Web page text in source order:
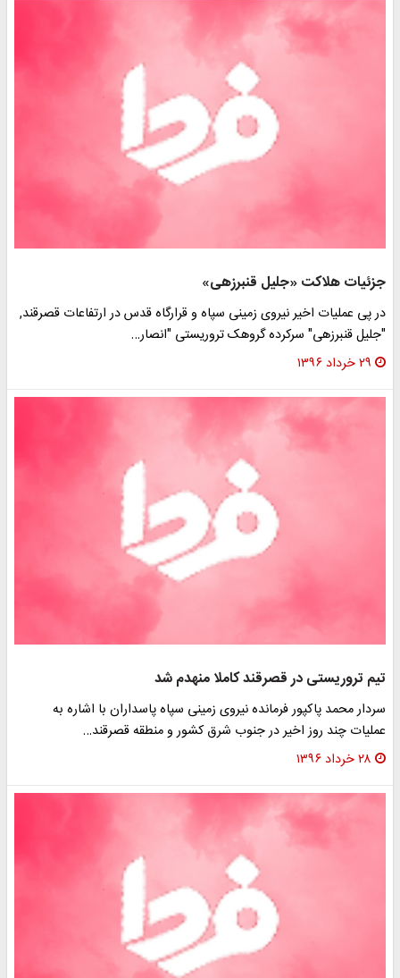
جزئیات هلاکت «جلیل قنبرزهی»
در پی عملیات اخیر نیروی زمینی سپاه و قرارگاه قدس در ارتفاعات قصرقند,
"جلیل قنبرزهی" سرکرده گروهک تروریستی "انصار…
۲۹ خرداد ۱۳۹۶
تیم تروریستی در قصرقند کاملا منهدم شد
سردار محمد پاکپور فرمانده نیروی زمینی سپاه پاسداران با اشاره به
عملیات چند روز اخیر در جنوب شرق کشور و منطقه قصرقند…
۲۸ خرداد ۱۳۹۶